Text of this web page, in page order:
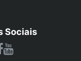
Sociais